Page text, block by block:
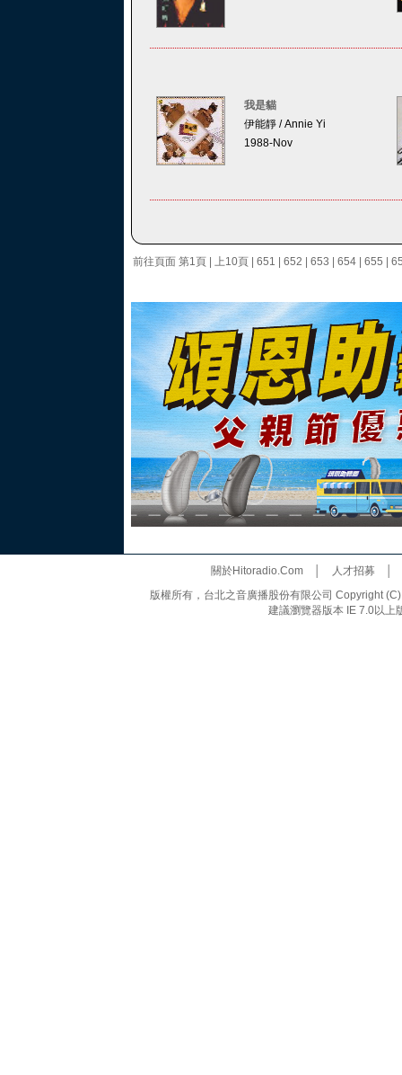
我是貓
伊能靜 / Annie Yi
1988-Nov
前往頁面 第1頁 上10頁 651 652 653 654 655
關於Hitoradio.Com│ 人才招募
版權所有，台北之音廣播股份有限公司 Copyright
建議瀏覽器版本 IE 7.0以上